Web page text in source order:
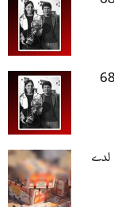
معروف فٹبالر لیونل میسی کے والد جورج میسی 68
لدے